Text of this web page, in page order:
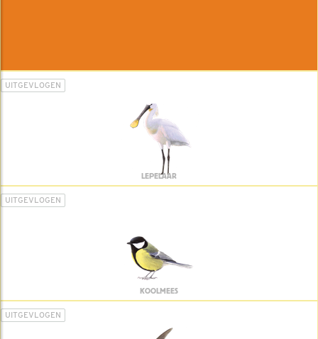
UITGEVLOGEN
LEPELAAR
UITGEVLOGEN
KOOLMEES
UITGEVLOGEN